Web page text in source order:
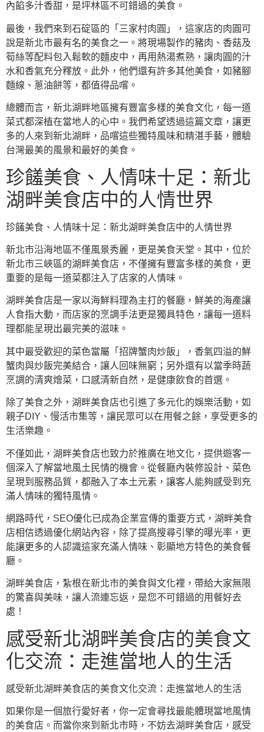
內餡多汁香甜，是坪林區不可錯過的美食。
最後，我們來到石碇區的「三家村肉圓」，這家店的肉圓可
說是新北市最有名的美食之一。將現場製作的豬肉、香菇及
筍絲等配料包入鬆軟的麵皮中，再用熱湯煮熟，讓肉圓的汁
水和香氣充分釋放。此外，他們還有許多其他美食，如豬腳
麵線、蔥油餅等，都值得品嚐。
總體而言，新北湖畔地區擁有豐富多樣的美食文化，每一道
菜式都深植在當地人的心中。我們希望透過這篇文章，讓更
多的人來到新北湖畔，品嚐這些獨特風味和精湛手藝，體驗
台灣最美的風景和最好的美食。
珍饈美食、人情味十足：新北
湖畔美食店中的人情世界
珍饈美食、人情味十足：新北湖畔美食店中的人情世界
新北市沿海地區不僅風景秀麗，更是美食天堂。其中，位於
新北市三峽區的湖畔美食店，不僅擁有豐富多樣的美食，更
重要的是每一道菜都注入了店家的人情味。
湖畔美食店是一家以海鮮料理為主打的餐廳，鮮美的海產讓
人食指大動，而店家的烹調手法更是獨具特色，讓每一道料
理都能呈現出最完美的滋味。
其中最受歡迎的菜色當屬「招牌蟹肉炒飯」，香氣四溢的鮮
蟹肉與炒飯完美結合，讓人回味無窮；另外還有以當季時蔬
烹調的清爽燴菜，口感清新自然，是健康飲食的首選。
除了美食之外，湖畔美食店也引進了多元化的娛樂活動，如
親子DIY、慢活市集等，讓民眾可以在用餐之餘，享受更多的
生活樂趣。
不僅如此，湖畔美食店也致力於推廣在地文化，提供遊客一
個深入了解當地風土民情的機會。從餐廳內裝修設計、菜色
呈現到服務品質，都融入了本土元素，讓客人能夠感受到充
滿人情味的獨特風情。
網路時代，SEO優化已成為企業宣傳的重要方式，湖畔美食
店相信透過優化網站內容，除了提高搜尋引擎的曝光率，更
能讓更多的人認識這家充滿人情味、彰顯地方特色的美食餐
廳。
湖畔美食店，紮根在新北市的美食與文化裡，帶給大家無限
的驚喜與美味，讓人流連忘返，是您不可錯過的用餐好去
處！
感受新北湖畔美食店的美食文
化交流：走進當地人的生活
感受新北湖畔美食店的美食文化交流：走進當地人的生活
如果你是一個旅行愛好者，你一定會尋找最能體現當地風情
的美食店。而當你來到新北市時，不妨去湖畔美食店，感受